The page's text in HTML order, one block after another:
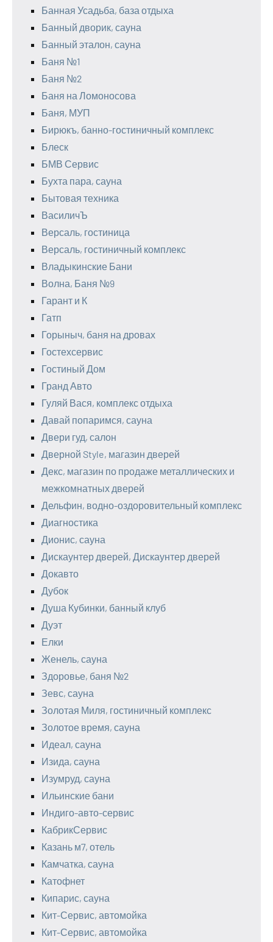
Банная Усадьба, база отдыха
Банный дворик, сауна
Банный эталон, сауна
Баня №1
Баня №2
Баня на Ломоносова
Баня, МУП
Бирюкъ, банно-гостиничный комплекс
Блеск
БМВ Сервис
Бухта пара, сауна
Бытовая техника
ВасиличЪ
Версаль, гостиница
Версаль, гостиничный комплекс
Владыкинские Бани
Волна, Баня №9
Гарант и К
Гатп
Горыныч, баня на дровах
Гостехсервис
Гостиный Дом
Гранд Авто
Гуляй Вася, комплекс отдыха
Давай попаримся, сауна
Двери гуд, салон
Дверной Style, магазин дверей
Декс, магазин по продаже металлических и
межкомнатных дверей
Дельфин, водно-оздоровительный комплекс
Диагностика
Дионис, сауна
Дискаунтер дверей, Дискаунтер дверей
Докавто
Дубок
Душа Кубинки, банный клуб
Дуэт
Елки
Женель, сауна
Здоровье, баня №2
Зевс, сауна
Золотая Миля, гостиничный комплекс
Золотое время, сауна
Идеал, сауна
Изида, сауна
Изумруд, сауна
Ильинские бани
Индиго-авто-сервис
КабрикСервис
Казань м7, отель
Камчатка, сауна
Катофнет
Кипарис, сауна
Кит-Сервис, автомойка
Кит-Сервис, автомойка